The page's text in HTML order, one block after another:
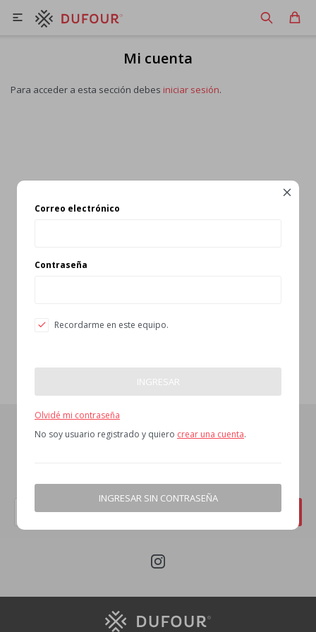

Correo electrónico
Contraseña
Recordarme en este equipo.
INGRESAR
Olvidé mi contraseña
No soy usuario registrado y quiero crear una cuenta.
INGRESAR SIN CONTRASEÑA

Mi cuenta
Para acceder a esta sección debes iniciar sesión.
Newsletter!
SUSCRIBIRME
